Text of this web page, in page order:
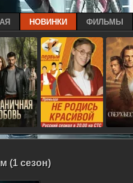
(1 сезон)
НОВИНКИ ФИЛЬМЫ